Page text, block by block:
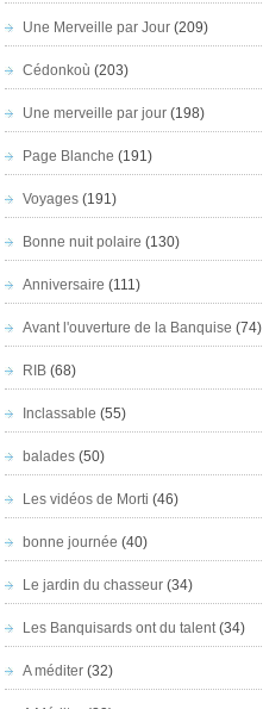
Une Merveille par Jour(209)
Cédonkoù (203)
Une merveille par jour(198)
Page Blanche (191)
Voyages(191)
Bonne nuit polaire (130)
Anniversaire (111)
Avant l'ouverture de la Banquise (74)
RIB(68)
Inclassable (55)
balades(50)
Les vidéos de Morti (46)
bonne journée (40)
Le jardin du chasseur(34)
Les Banquisards ont du talent(34)
A méditer(32)